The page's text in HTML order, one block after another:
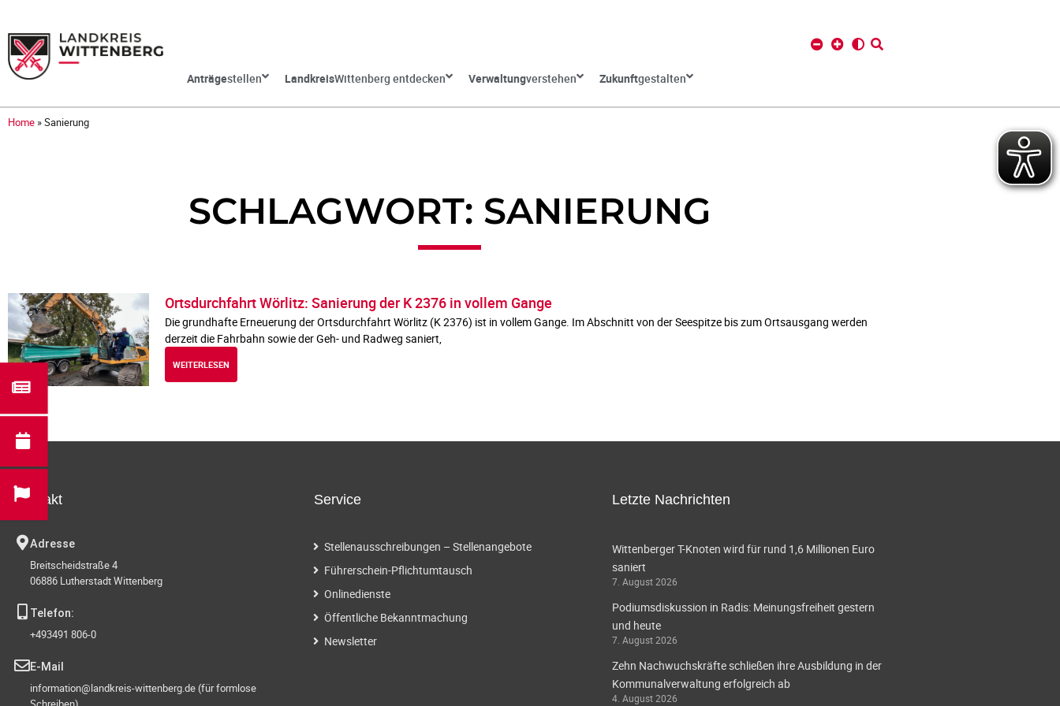
Anträgestellen LandkreisWittenberg entdecken Verwaltungverstehen Zukunftgestalten
Home »Sanierung
SCHLAGWORT: SANIERUNG
Ortsdurchfahrt Wörlitz: Sanierung der K 2376 in vollem Gange
Die grundhafte Erneuerung der Ortsdurchfahrt Wörlitz (K 2376) ist in vollem Gange. Im Abschnitt von der Seespitze bis zum Ortsausgang werden
derzeit die Fahrbahn sowie der Geh- und Radweg saniert,
WEITERLESEN
Kontakt
Adresse
Breitscheidstraße 4
06886 Lutherstadt Wittenberg
Telefon:
+493491 806-0
E-Mail
information@landkreis-wittenberg.de (für formlose
Service
Stellenausschreibungen – Stellenangebote
Führerschein-Pflichtumtausch
Onlinedienste
Öffentliche Bekanntmachung
Newsletter
Letzte Nachrichten
Wittenberger T-Knoten wird für rund 1,6 Millionen Euro
saniert
7. August 2026
Podiumsdiskussion in Radis: Meinungsfreiheit gestern
und heute
7. August 2026
Zehn Nachwuchskräfte schließen ihre Ausbildung in der
Kommunalverwaltung erfolgreich ab
4. August 2026